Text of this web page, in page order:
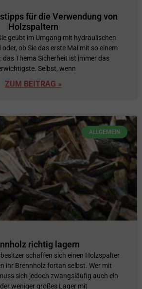
für die Verwendung von
Holzspaltern
geübt im Umgang mit hydraulischen
ob Sie das erste Mal mit so einem
das Thema Sicherheit ist immer das
Selbst, wenn
ZUM BEITRAG »
ALLGEMEIN
richtig lagern
schaffen sich einen Holzspalter
ihr Brennholz fortan selbst. Wer mit
sich jedoch zwangsläufig auch ein
weniger großes Lager mit